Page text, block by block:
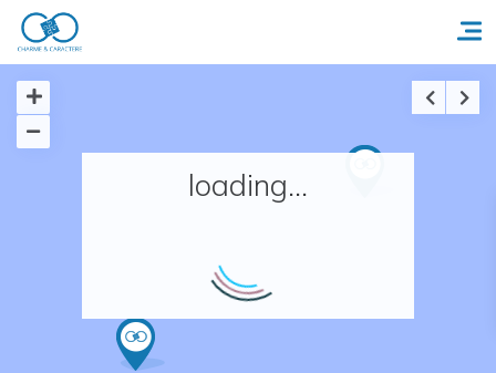
Accueil
Nos adresses en France
Nos collections
loading...